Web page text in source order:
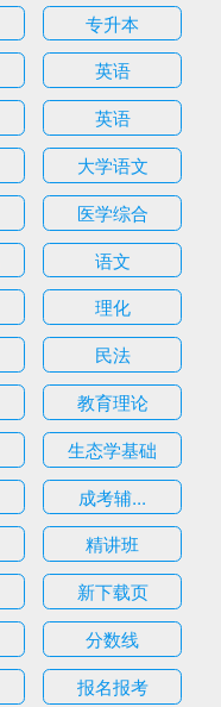
专升本
英语
英语
大学语文
医学综合
语文
理化
民法
教育理论
生态学基础
成考辅...
精讲班
新下载页
分数线
报名报考